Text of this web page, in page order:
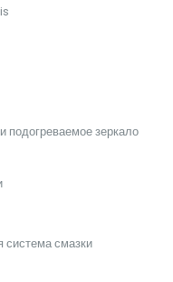
подогреваемое зеркало
система смазки